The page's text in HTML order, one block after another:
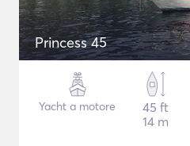
Princess 45
Yacht a motore
45 ft
14 m